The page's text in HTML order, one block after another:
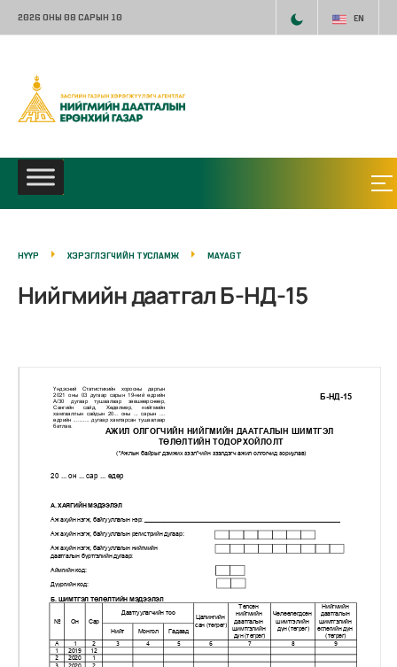
2026 ОНЫ 08 САРЫН 10 EN
НҮҮР ХЭРЭГЛЭГЧИЙН ТУСЛАМЖ MAYAGT
Нийгмийн даатгал Б-НД-15